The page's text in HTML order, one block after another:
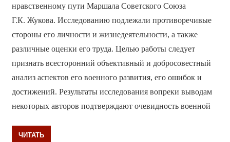
нравственному пути Маршала Советского Союза
Г.К. Жукова. Исследованию подлежали противоречивые
стороны его личности и жизнедеятельности, а также
различные оценки его труда. Целью работы следует
признать всесторонний объективный и добросовестный
анализ аспектов его военного развития, его ошибок и
достижений. Результаты исследования вопреки выводам
некоторых авторов подтверждают очевидность военной
ЧИТАТЬ